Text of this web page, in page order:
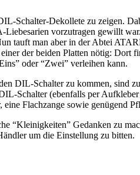
Schalter-Dekollete zu zeigen.
vorzutragen gewillt
tauft man aber in der Abtei
der beiden Platten nötig: Dort
oder “Zwei” verleihen kann.
Schalter zu kommen, sind
Schalter (ebenfalls per
Flachzange sowie genügend
“Kleinigkeiten” Gedanken zu
um die Einstellung zu bitten.